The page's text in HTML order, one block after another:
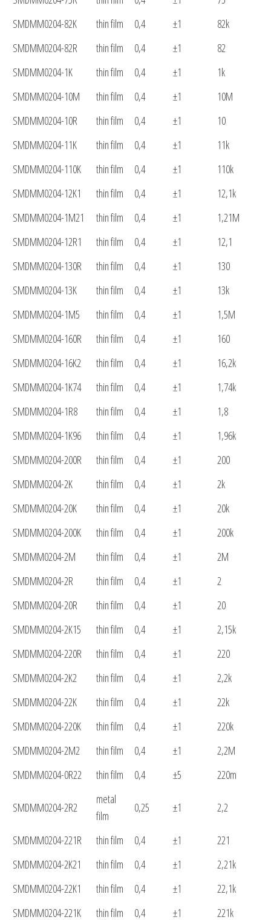
SMDMM0204-82K
thin film 0,4 ±1
82k
SMDMM0204-82R
thin film 0,4 ±1
82
SMDMM0204-1K
thin film 0,4 ±1
1k
SMDMM0204-10M
thin film 0,4 ±1
10M
SMDMM0204-10R
thin film 0,4 ±1
10
SMDMM0204-11K
thin film 0,4 ±1
11k
SMDMM0204-110K
thin film 0,4 ±1
110k
SMDMM0204-12K1
thin film 0,4 ±1
12,1k
SMDMM0204-1M21
thin film 0,4 ±1
1,21M
SMDMM0204-12R1
thin film 0,4 ±1
12,1
SMDMM0204-130R
thin film 0,4 ±1
130
SMDMM0204-13K
thin film 0,4 ±1
13k
SMDMM0204-1M5
thin film 0,4 ±1
1,5M
SMDMM0204-160R
thin film 0,4 ±1
160
SMDMM0204-16K2
thin film 0,4 ±1
16,2k
SMDMM0204-1K74
thin film 0,4 ±1
1,74k
SMDMM0204-1R8
thin film 0,4 ±1
1,8
SMDMM0204-1K96
thin film 0,4 ±1
1,96k
SMDMM0204-200R
thin film 0,4 ±1
200
SMDMM0204-2K
thin film 0,4 ±1
2k
SMDMM0204-20K
thin film 0,4 ±1
20k
SMDMM0204-200K
thin film 0,4 ±1
200k
SMDMM0204-2M
thin film 0,4 ±1
2M
SMDMM0204-2R
thin film 0,4 ±1
2
SMDMM0204-20R
thin film 0,4 ±1
20
SMDMM0204-2K15
thin film 0,4 ±1
2,15k
SMDMM0204-220R
thin film 0,4 ±1
220
SMDMM0204-2K2
thin film 0,4 ±1
2,2k
SMDMM0204-22K
thin film 0,4 ±1
22k
SMDMM0204-220K
thin film 0,4 ±1
220k
SMDMM0204-2M2
thin film 0,4 ±1
2,2M
SMDMM0204-0R22
thin film 0,4 ±5 220m
SMDMM0204-2R2
metal
film
0,25 ±1 2,2
SMDMM0204-221R thin film 0,4 ±1
221
SMDMM0204-2K21
thin film 0,4 ±1
2,21k
SMDMM0204-22K1
thin film 0,4 ±1
22,1k
SMDMM0204-221K
thin film 0,4 ±1
221k